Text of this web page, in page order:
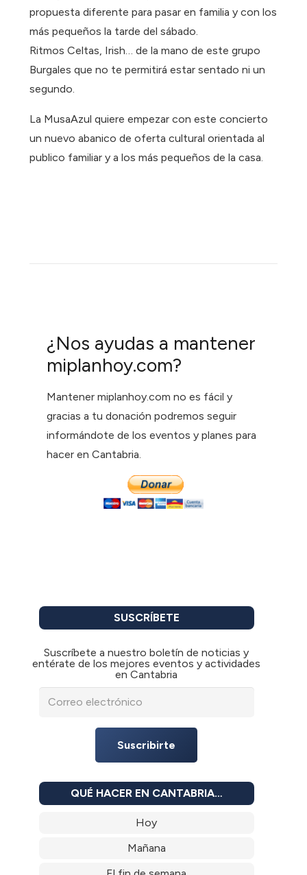
propuesta diferente para pasar en familia y con los
más pequeños la tarde del sábado.
Ritmos Celtas, Irish… de la mano de este grupo
Burgales que no te permitirá estar sentado ni un
segundo.
La MusaAzul quiere empezar con este concierto
un nuevo abanico de oferta cultural orientada al
publico familiar y a los más pequeños de la casa.
¿Nos ayudas a mantener
miplanhoy.com?
Mantener miplanhoy.com no es fácil y
gracias a tu donación podremos seguir
informándote de los eventos y planes para
hacer en Cantabria.
SUSCRÍBETE
Suscríbete a nuestro boletín de noticias y
entérate de los mejores eventos y actividades
en Cantabria
Suscribirte
QUÉ HACER EN CANTABRIA…
Hoy
Mañana